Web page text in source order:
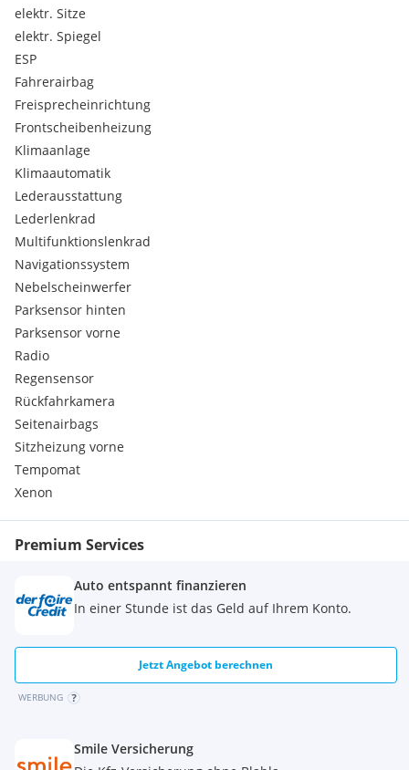
elektr. Sitze
elektr. Spiegel
ESP
Fahrerairbag
Freisprecheinrichtung
Frontscheibenheizung
Klimaanlage
Klimaautomatik
Lederausstattung
Lederlenkrad
Multifunktionslenkrad
Navigationssystem
Nebelscheinwerfer
Parksensor hinten
Parksensor vorne
Radio
Regensensor
Rückfahrkamera
Seitenairbags
Sitzheizung vorne
Tempomat
Xenon
Premium Services
Auto entspannt finanzieren
In einer Stunde ist das Geld auf Ihrem Konto.
Jetzt Angebot berechnen
WERBUNG
Smile Versicherung